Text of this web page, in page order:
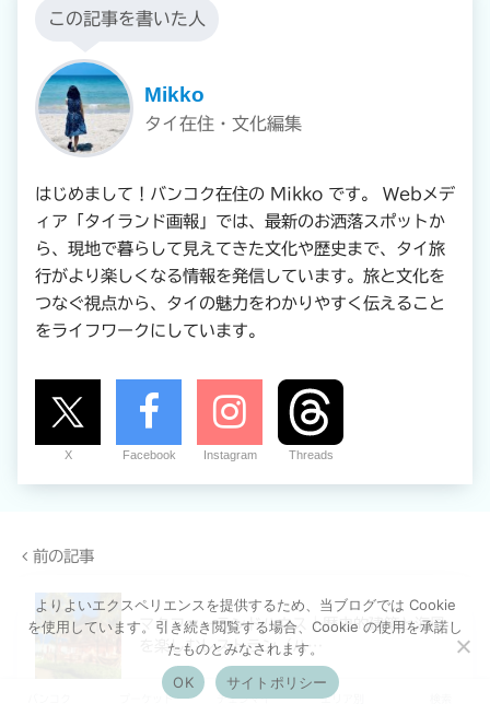
この記事を書いた人
Mikko
タイ在住・文化編集
はじめまして！バンコク在住の Mikko です。 Webメデ
ィア「タイランド画報」では、最新のお洒落スポットか
ら、現地で暮らして見えてきた文化や歴史まで、タイ旅
行がより楽しくなる情報を発信しています。旅と文化を
つなぐ視点から、タイの魅力をわかりやすく伝えること
をライフワークにしています。
X Facebook Instagram Threads
前の記事
マクファーランドハウス｜歴史的建築と海風
を楽しむレストラン（ハ…
プーケット チェンマイ エリア別
よりよいエクスペリエンスを提供するため、当ブログでは Cookie
を使用しています。引き続き閲覧する場合、Cookie の使用を承諾し
たものとみなされます。
OK
サイトポリシー